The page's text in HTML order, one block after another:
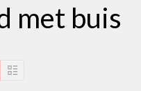
met buis